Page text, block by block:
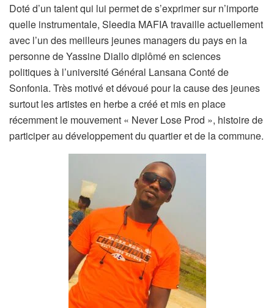
Doté d’un talent qui lui permet de s’exprimer sur n’importe
quelle instrumentale, Sleedia MAFIA travaille actuellement
avec l’un des meilleurs jeunes managers du pays en la
personne de Yassine Diallo diplômé en sciences
politiques à l’université Général Lansana Conté de
Sonfonia. Très motivé et dévoué pour la cause des jeunes
surtout les artistes en herbe a créé et mis en place
récemment le mouvement « Never Lose Prod », histoire de
participer au développement du quartier et de la commune.